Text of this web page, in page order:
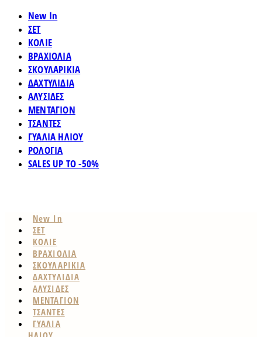
New In
ΣΕΤ
ΚΟΛΙΕ
ΒΡΑΧΙΟΛΙΑ
ΣΚΟΥΛΑΡΙΚΙΑ
ΔΑΧΤΥΛΙΔΙΑ
ΑΛΥΣΙΔΕΣ
ΜΕΝΤΑΓΙΟΝ
ΤΣΑΝΤΕΣ
ΓΥΑΛΙΑ ΗΛΙΟΥ
ΡΟΛΟΓΙΑ
SALES UP TO -50%
New In
ΣΕΤ
ΚΟΛΙΕ
ΒΡΑΧΙΟΛΙΑ
ΣΚΟΥΛΑΡΙΚΙΑ
ΔΑΧΤΥΛΙΔΙΑ
ΑΛΥΣΙΔΕΣ
ΜΕΝΤΑΓΙΟΝ
ΤΣΑΝΤΕΣ
ΓΥΑΛΙΑ